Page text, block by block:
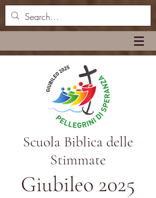
Scuola Biblica delle
Stimmate
Giubileo 2025